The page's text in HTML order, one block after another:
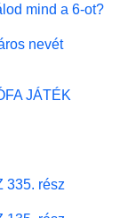
mind a 6-ot?
nevét
JÁTÉK
335. rész